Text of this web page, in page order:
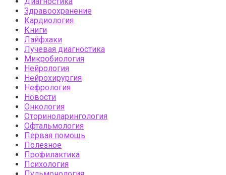
Здравоохранение
Кардиология
Книги
Лайфхаки
Лучевая диагностика
Микробиология
Нейрология
Нейрохирургия
Нефрология
Новости
Онкология
Оториноларингология
Офтальмология
Первая помощь
Полезное
Профилактика
Психология